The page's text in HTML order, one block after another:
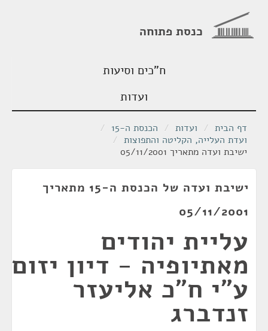
כנסת פתוחה
ח"כים וסיעות
ועדות
דף הבית / ועדות / הכנסת ה-15
/
ועדת העלייה, הקליטה והתפוצות /
ישיבת ועדה מתאריך 05/11/2001
ישיבת ועדה של הכנסת ה-15 מתאריך
05/11/2001
עליית יהודים
מאתיופיה - דיון יזום
ע”י ח”כ אליעזר
זנדברג